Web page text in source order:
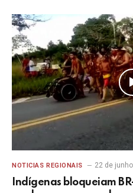
NOTICIAS REGIONAIS 22 de
Indígenas bloqueiam